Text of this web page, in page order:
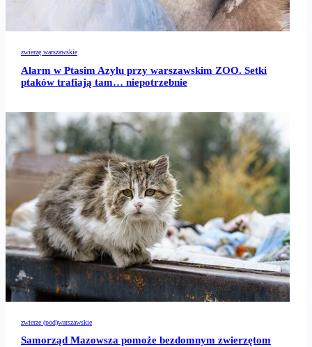
zwierzę warszawskie
Alarm w Ptasim Azylu przy warszawskim ZOO. Setki
ptaków trafiają tam… niepotrzebnie
zwierze (pod)warszawskie
Samorząd Mazowsza pomoże bezdomnym zwierzętom